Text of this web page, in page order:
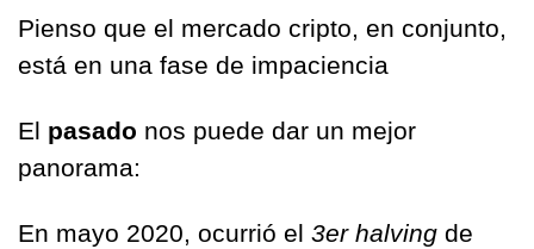
Pienso que el mercado cripto, en conjunto,
está en una fase de impaciencia
El pasado nos puede dar un mejor
panorama:
En mayo 2020, ocurrió el 3er halving de